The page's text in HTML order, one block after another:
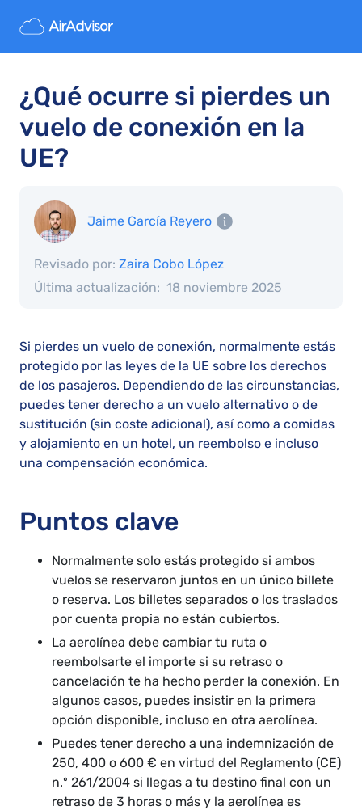
¿Qué ocurre si pierdes un
vuelo de conexión en la
UE?
Jaime García Reyero
Última actualización: 18 noviembre 2025
Revisado por: Zaira Cobo López
Si pierdes un vuelo de conexión, normalmente estás
protegido por las leyes de la UE sobre los derechos
de los pasajeros. Dependiendo de las circunstancias,
puedes tener derecho a un vuelo alternativo o de
sustitución (sin coste adicional), así como a comidas
y alojamiento en un hotel, un reembolso e incluso
una compensación económica.
Puntos clave
Normalmente solo estás protegido si ambos
vuelos se reservaron juntos en un único billete
o reserva. Los billetes separados o los traslados
por cuenta propia no están cubiertos.
La aerolínea debe cambiar tu ruta o
reembolsarte el importe si su retraso o
cancelación te ha hecho perder la conexión. En
algunos casos, puedes insistir en la primera
opción disponible, incluso en otra aerolínea.
Puedes tener derecho a una indemnización de
250, 400 o 600 € en virtud del Reglamento (CE)
n.º 261/2004 si llegas a tu destino final con un
retraso de 3 horas o más y la aerolínea es